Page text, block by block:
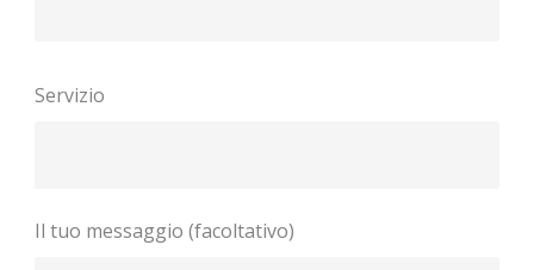
Servizio
Il tuo messaggio (facoltativo)